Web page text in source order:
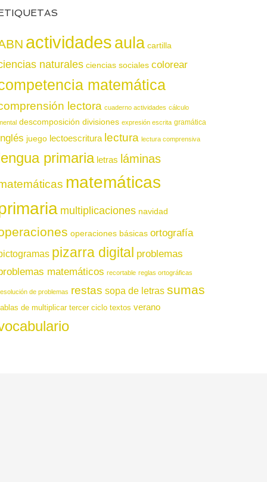
actividadesaula cartilla
naturales ciencias sociales colorear
matemática
lectora cuaderno actividades cálculo
descomposición divisiones expresión escrita gramática
juego lectoescritura lectura lectura comprensiva
primaria letras láminas
matemáticas
multiplicaciones navidad
operaciones básicas ortografía
pizarra digital problemas
matemáticos recortable reglas ortográficas
de problemas restas sopa de letras sumas
de multiplicar tercer ciclo textos verano